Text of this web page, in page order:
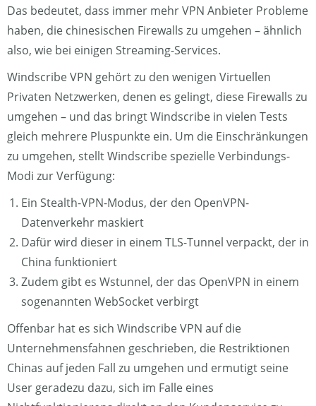
Das bedeutet, dass immer mehr VPN Anbieter Probleme
haben, die chinesischen Firewalls zu umgehen – ähnlich
also, wie bei einigen Streaming-Services.
Windscribe VPN gehört zu den wenigen Virtuellen
Privaten Netzwerken, denen es gelingt, diese Firewalls zu
umgehen – und das bringt Windscribe in vielen Tests
gleich mehrere Pluspunkte ein. Um die Einschränkungen
zu umgehen, stellt Windscribe spezielle Verbindungs-
Modi zur Verfügung:
Ein Stealth-VPN-Modus, der den OpenVPN-
Datenverkehr maskiert
Dafür wird dieser in einem TLS-Tunnel verpackt, der in
China funktioniert
Zudem gibt es Wstunnel, der das OpenVPN in einem
sogenannten WebSocket verbirgt
Offenbar hat es sich Windscribe VPN auf die
Unternehmensfahnen geschrieben, die Restriktionen
Chinas auf jeden Fall zu umgehen und ermutigt seine
User geradezu dazu, sich im Falle eines